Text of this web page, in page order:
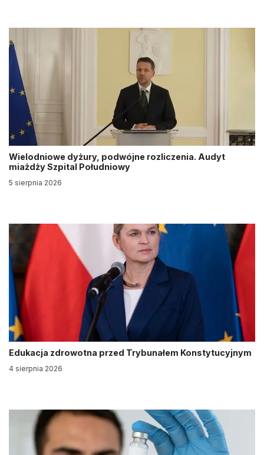
Wielodniowe dyżury, podwójne rozliczenia. Audyt
miażdży Szpital Południowy
5 sierpnia 2026
Edukacja zdrowotna przed Trybunałem Konstytucyjnym
4 sierpnia 2026